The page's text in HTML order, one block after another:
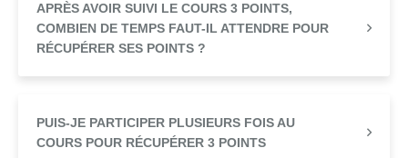
APRÈS AVOIR SUIVI LE COURS 3 POINTS,
COMBIEN DE TEMPS FAUT-IL ATTENDRE POUR
RÉCUPÉRER SES POINTS ?
PUIS-JE PARTICIPER PLUSIEURS FOIS AU
COURS POUR RÉCUPÉRER 3 POINTS